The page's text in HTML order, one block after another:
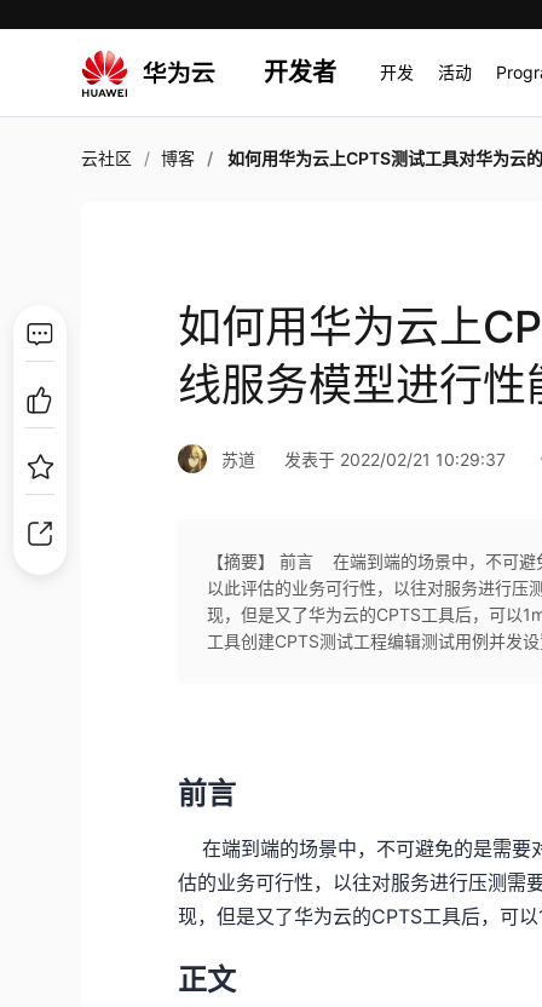
开发者 开发 活动
云社区 博客 如何用华为云上CPTS测试工具对华为云的在线服务模型进行性
如何用华为云上
线服务模型进行性
苏道 发表于 2022/02/21 10:29:37
【摘要】 前言 在端到端的场景中，不可
以此评估的业务可行性，以往对服务进行
现，但是又了华为云的CPTS工具后，可以
工具创建CPTS测试工程编辑测试用例并发
前言
在端到端的场景中，不可避免的是需要
估的业务可行性，以往对服务进行压测需
现，但是又了华为云的CPTS工具后，可
正文